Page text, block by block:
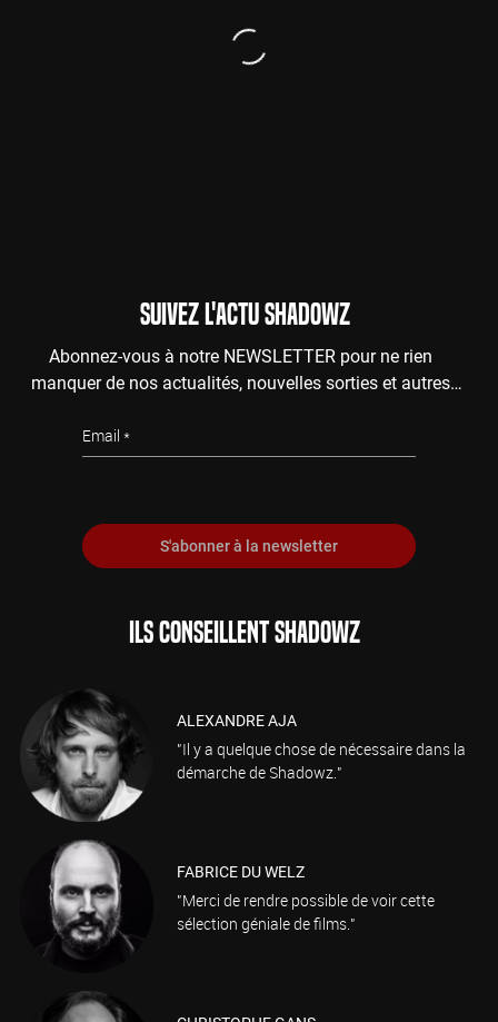
SUIVEZ L'ACTU SHADOWZ
Abonnez-vous à notre NEWSLETTER pour ne rien
manquer de nos actualités, nouvelles sorties et autres
Email
S'abonner à la newsletter
ILS CONSEILLENT SHADOWZ
ALEXANDRE AJA
"Il y a quelque chose de nécessaire dans la
démarche de Shadowz."
FABRICE DU WELZ
"Merci de rendre possible de voir cette
sélection géniale de films."